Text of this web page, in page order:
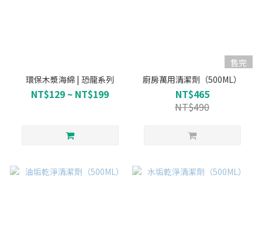
環保木漿海綿 | 恐龍系列
NT$129 ~ NT$199
售完
廚房萬用清潔劑（500ML）
NT$465
NT$490